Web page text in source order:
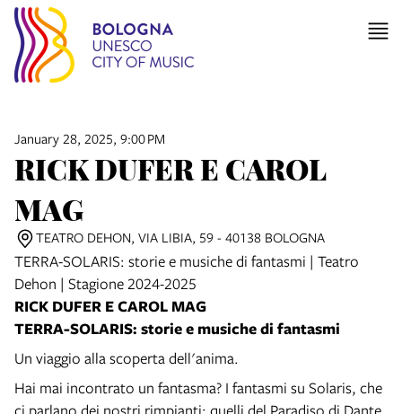
January 28, 2025, 9:00 PM
RICK DUFER E CAROL
MAG
TEATRO DEHON, VIA LIBIA, 59 - 40138 BOLOGNA
TERRA-SOLARIS: storie e musiche di fantasmi | Teatro
Dehon | Stagione 2024-2025
RICK DUFER E CAROL MAG
TERRA-SOLARIS: storie e musiche di fantasmi
Un viaggio alla scoperta dell'anima.
Hai mai incontrato un fantasma? I fantasmi su Solaris, che
ci parlano dei nostri rimpianti; quelli del Paradiso di Dante,